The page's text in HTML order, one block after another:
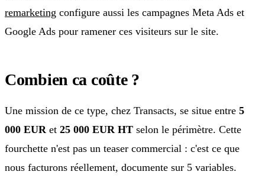
remarketing configure aussi les campagnes Meta Ads et
Google Ads pour ramener ces visiteurs sur le site.
Combien ca coûte ?
Une mission de ce type, chez Transacts, se situe entre 5
000 EUR et 25 000 EUR HT selon le périmètre. Cette
fourchette n'est pas un teaser commercial : c'est ce que
nous facturons réellement, documente sur 5 variables.